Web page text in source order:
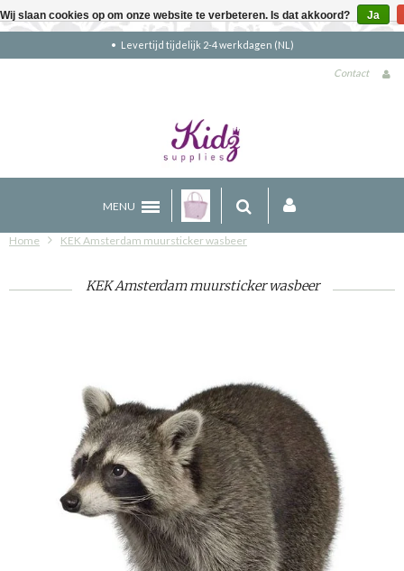
Gratis verzending boven €90 (NL)
Contact
MENU
Home KEK Amsterdam muursticker wasbeer
KEK Amsterdam muursticker wasbeer
Wij slaan cookies op om onze website te verbeteren. Is dat akkoord? Ja